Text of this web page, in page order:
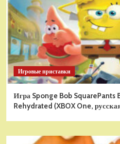
Игровые приставки
Игра Sponge Bob SquarePants
Rehydrated (XBOX One,